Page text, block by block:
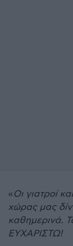
«Οι γιατροί
χώρας μας
καθημερινά.
ΕΥΧΑΡΙΣΤΩ!